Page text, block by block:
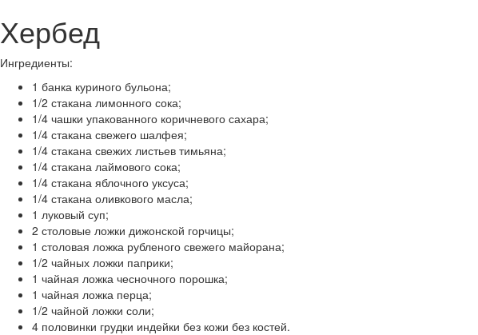
Хербед
Ингредиенты:
1 банка куриного бульона;
1/2 стакана лимонного сока;
1/4 чашки упакованного коричневого сахара;
1/4 стакана свежего шалфея;
1/4 стакана свежих листьев тимьяна;
1/4 стакана лаймового сока;
1/4 стакана яблочного уксуса;
1/4 стакана оливкового масла;
1 луковый суп;
2 столовые ложки дижонской горчицы;
1 столовая ложка рубленого свежего майорана;
1/2 чайных ложки паприки;
1 чайная ложка чесночного порошка;
1 чайная ложка перца;
1/2 чайной ложки соли;
4 половинки грудки индейки без кожи без костей.